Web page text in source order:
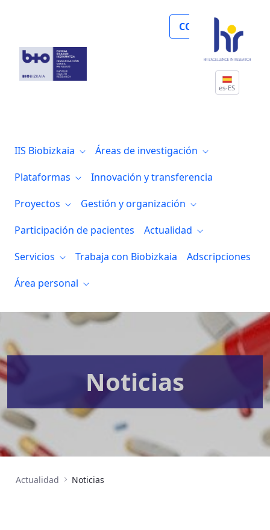
COLABORA
es-ES
IIS Biobizkaia
Áreas de investigación
Plataformas
Innovación y transferencia
Proyectos
Gestión y organización
Participación de pacientes
Actualidad
Servicios
Trabaja con Biobizkaia
Adscripciones
Área personal
Noticias
Actualidad Noticias